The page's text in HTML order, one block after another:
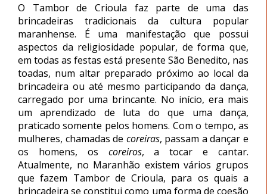
O Tambor de Crioula faz parte de uma das
brincadeiras tradicionais da cultura popular
maranhense. É uma manifestação que possui
aspectos da religiosidade popular, de forma que,
em todas as festas está presente São Benedito, nas
toadas, num altar preparado próximo ao local da
brincadeira ou até mesmo participando da dança,
carregado por uma brincante. No início, era mais
um aprendizado de luta do que uma dança,
praticado somente pelos homens. Com o tempo, as
mulheres, chamadas de coreiras, passam a dançar e
os homens, os coreiros, a tocar e cantar.
Atualmente, no Maranhão existem vários grupos
que fazem Tambor de Crioula, para os quais a
brincadeira se constitui como uma forma de coesão